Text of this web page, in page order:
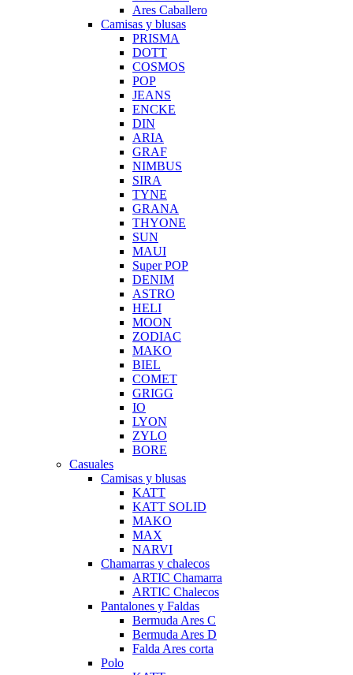
Ares Caballero
Camisas y blusas
PRISMA
DOTT
COSMOS
POP
JEANS
ENCKE
DIN
ARIA
GRAF
NIMBUS
SIRA
TYNE
GRANA
THYONE
SUN
MAUI
Super POP
DENIM
ASTRO
HELI
MOON
ZODIAC
MAKO
BIEL
COMET
GRIGG
IO
LYON
ZYLO
BORE
Casuales
Camisas y blusas
KATT
KATT SOLID
MAKO
MAX
NARVI
Chamarras y chalecos
ARTIC Chamarra
ARTIC Chalecos
Pantalones y Faldas
Bermuda Ares C
Bermuda Ares D
Falda Ares corta
Polo